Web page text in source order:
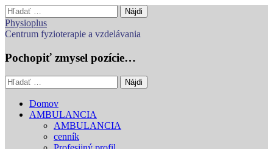
Hľadať:
Physioplus
Centrum fyzioterapie a vzdelávania
Pochopiť zmysel pozície…
Hľadať:
Main
menu
Skip
Domov
AMBULANCIA
AMBULANCIA
cenník